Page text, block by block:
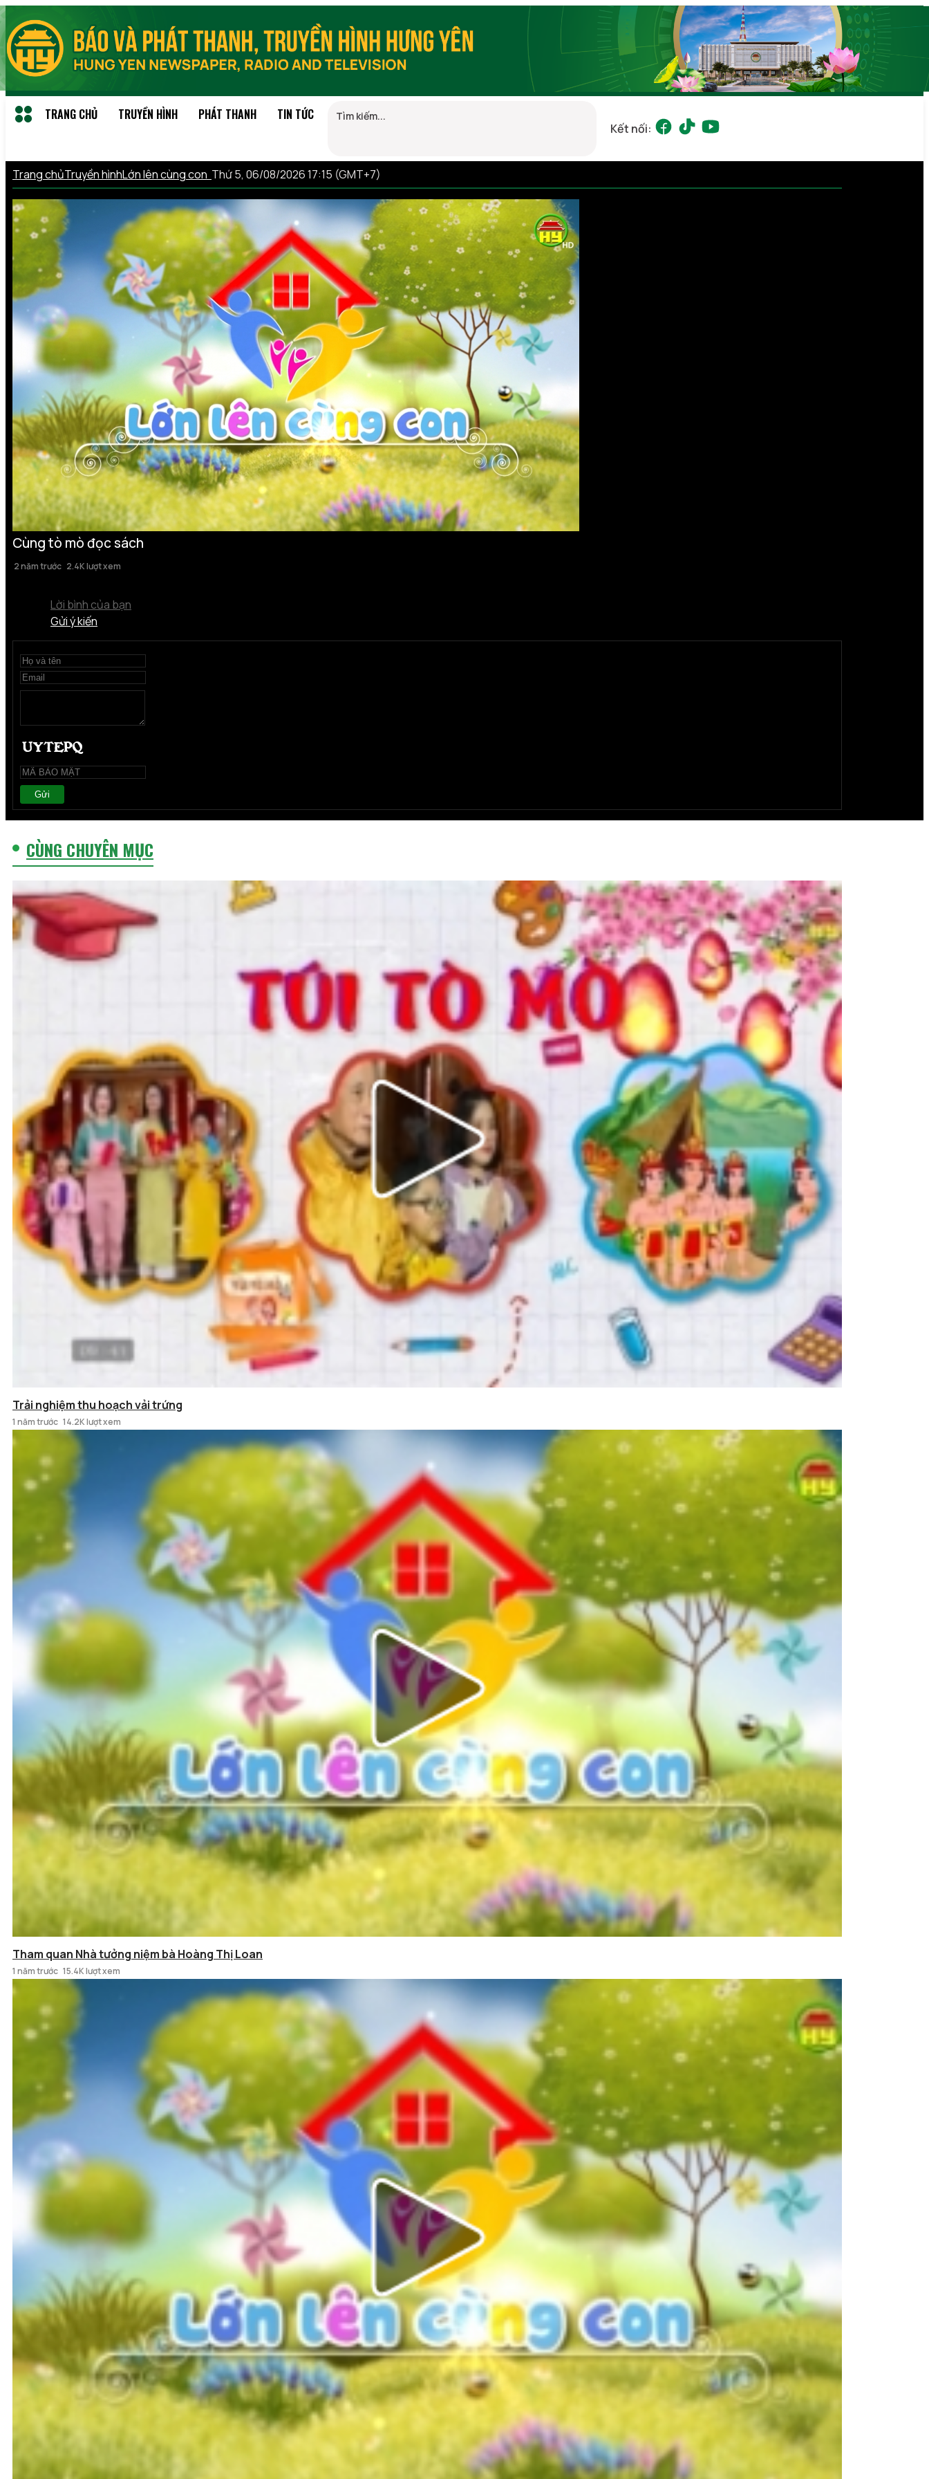
TRANG CHỦ TRUYỀN HÌNH PHÁT THANH TIN TỨC
Kết nối:
Trang chủTruyền hìnhLớn lên cùng con Thứ 5, 06/08/2026 17:15 (GMT+7)
Cùng tò mò đọc sách
2 năm trước 2.4K lượt xem
Lời bình của bạn
Gửi ý kiến
Gửi
CÙNG CHUYÊN MỤC
Trải nghiệm thu hoạch vải trứng
1 năm trước 14.2K lượt xem
Tham quan Nhà tưởng niệm bà Hoàng Thị Loan
1 năm trước 15.4K lượt xem